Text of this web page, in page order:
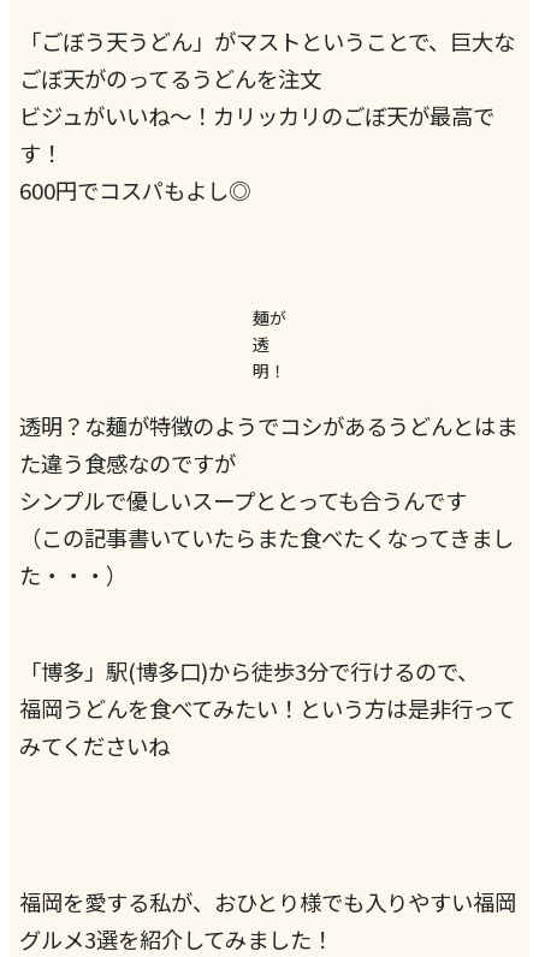
「ごぼう天うどん」がマストということで、巨大な
ごぼ天がのってるうどんを注文
ビジュがいいね〜！カリッカリのごぼ天が最高で
す！
600円でコスパもよし◎
麺が
透
明！
透明？な麺が特徴のようでコシがあるうどんとはま
た違う食感なのですが
シンプルで優しいスープととっても合うんです
（この記事書いていたらまた食べたくなってきまし
た・・・）
「博多」駅(博多口)から徒歩3分で行けるので、
福岡うどんを食べてみたい！という方は是非行って
みてくださいね
福岡を愛する私が、おひとり様でも入りやすい福岡
グルメ3選を紹介してみました！